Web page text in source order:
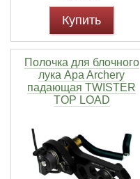
Купить
Полочка для блочного
лука Apa Archery
падающая TWISTER
TOP LOAD